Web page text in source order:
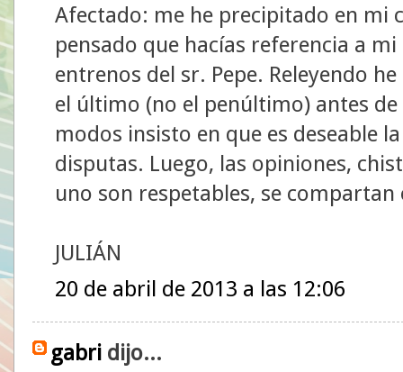
Afectado: me he precipitado en mi
pensado que hacías referencia a
entrenos del sr. Pepe. Releyendo
el último (no el penúltimo) antes
modos insisto en que es deseable
disputas. Luego, las opiniones,
uno son respetables, se compartan
JULIÁN
20 de abril de 2013 a las 12:06
gabri dijo...